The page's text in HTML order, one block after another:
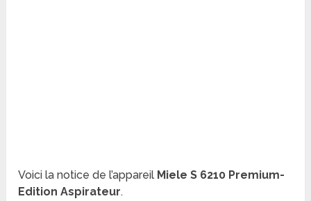
Voici la notice de l’appareil Miele S 6210 Premium-
Edition Aspirateur.